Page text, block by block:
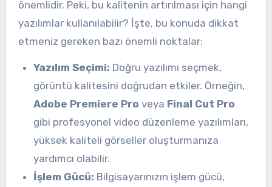
önemlidir. Peki, bu kalitenin artırılması için hangi
yazılımlar kullanılabilir? İşte, bu konuda dikkat
etmeniz gereken bazı önemli noktalar:
Yazılım Seçimi: Doğru yazılımı seçmek,
görüntü kalitesini doğrudan etkiler. Örneğin,
Adobe Premiere Pro veya Final Cut Pro
gibi profesyonel video düzenleme yazılımları,
yüksek kaliteli görseller oluşturmanıza
yardımcı olabilir.
İşlem Gücü: Bilgisayarınızın işlem gücü,